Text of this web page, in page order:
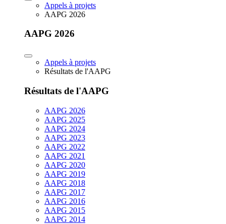
Appels à projets
AAPG 2026
AAPG 2026
Appels à projets
Résultats de l'AAPG
Résultats de l'AAPG
AAPG 2026
AAPG 2025
AAPG 2024
AAPG 2023
AAPG 2022
AAPG 2021
AAPG 2020
AAPG 2019
AAPG 2018
AAPG 2017
AAPG 2016
AAPG 2015
AAPG 2014